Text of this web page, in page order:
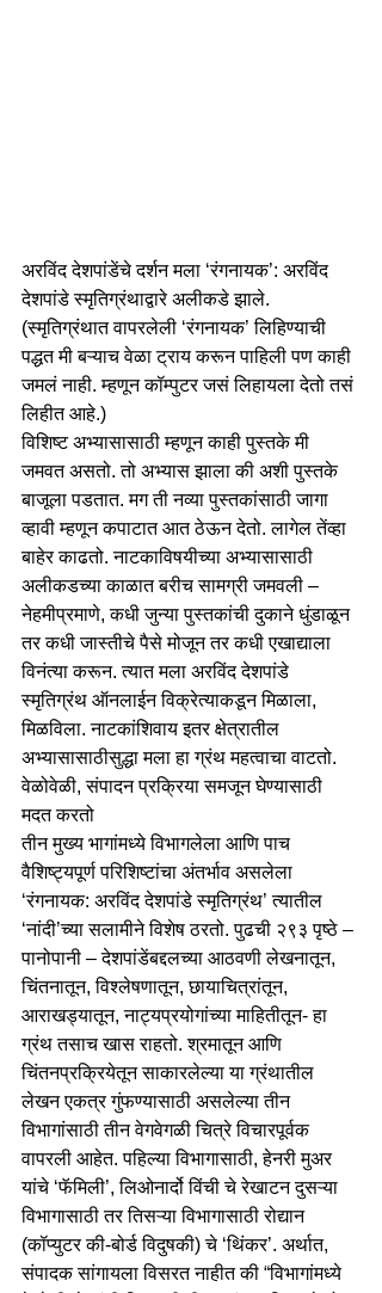
अरविंद देशपांडेंचे दर्शन मला ‘रंगनायक’: अरविंद
देशपांडे स्मृतिग्रंथाद्वारे अलीकडे झाले.
(स्मृतिग्रंथात वापरलेली ‘रंगनायक’ लिहिण्याची
पद्धत मी बऱ्याच वेळा ट्राय करून पाहिली पण काही
जमलं नाही. म्हणून कॉम्पुटर जसं लिहायला देतो तसं
लिहीत आहे.)
विशिष्ट अभ्यासासाठी म्हणून काही पुस्तके मी
जमवत असतो. तो अभ्यास झाला की अशी पुस्तके
बाजूला पडतात. मग ती नव्या पुस्तकांसाठी जागा
व्हावी म्हणून कपाटात आत ठेऊन देतो. लागेल तेंव्हा
बाहेर काढतो. नाटकाविषयीच्या अभ्यासासाठी
अलीकडच्या काळात बरीच सामग्री जमवली –
नेहमीप्रमाणे, कधी जुन्या पुस्तकांची दुकाने धुंडाळून
तर कधी जास्तीचे पैसे मोजून तर कधी एखाद्याला
विनंत्या करून. त्यात मला अरविंद देशपांडे
स्मृतिग्रंथ ऑनलाईन विक्रेत्याकडून मिळाला,
मिळविला. नाटकांशिवाय इतर क्षेत्रातील
अभ्यासासाठीसुद्धा मला हा ग्रंथ महत्वाचा वाटतो.
वेळोवेळी, संपादन प्रक्रिया समजून घेण्यासाठी
मदत करतो
तीन मुख्य भागांमध्ये विभागलेला आणि पाच
वैशिष्ट्यपूर्ण परिशिष्टांचा अंतर्भाव असलेला
‘रंगनायक: अरविंद देशपांडे स्मृतिग्रंथ’ त्यातील
‘नांदी’च्या सलामीने विशेष ठरतो. पुढची २९३ पृष्ठे –
पानोपानी – देशपांडेंबद्दलच्या आठवणी लेखनातून,
चिंतनातून, विश्लेषणातून, छायाचित्रांतून,
आराखड्यातून, नाट्यप्रयोगांच्या माहितीतून- हा
ग्रंथ तसाच खास राहतो. श्रमातून आणि
चिंतनप्रक्रियेतून साकारलेल्या या ग्रंथातील
लेखन एकत्र गुंफण्यासाठी असलेल्या तीन
विभागांसाठी तीन वेगवेगळी चित्रे विचारपूर्वक
वापरली आहेत. पहिल्या विभागासाठी, हेनरी मुअर
यांचे ‘फॅमिली’, लिओनार्दो विंची चे रेखाटन दुसऱ्या
विभागासाठी तर तिसऱ्या विभागासाठी रोद्यान
(कॉप्युटर की-बोर्ड विदुषकी) चे ‘थिंकर’. अर्थात,
संपादक सांगायला विसरत नाहीत की “विभागांमध्ये